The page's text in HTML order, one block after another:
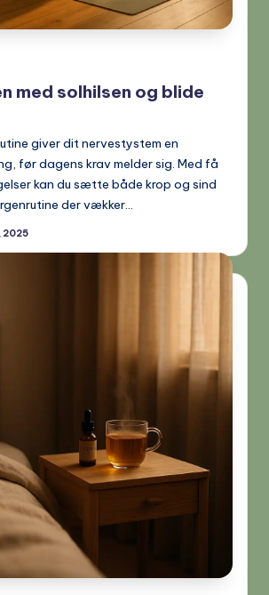
med solhilsen og blide
giver dit nervestystem en
før dagens krav melder sig. Med få
kan du sætte både krop og sind
der vækker…
2025